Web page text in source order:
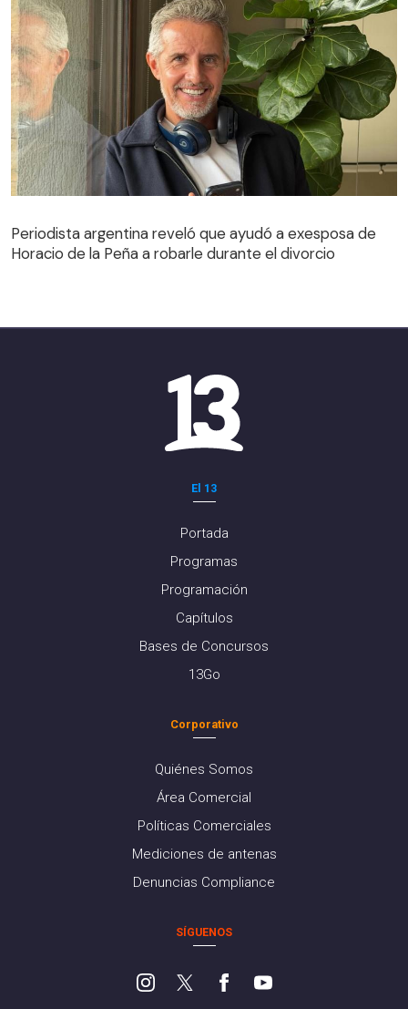
Periodista argentina reveló que ayudó a exesposa de
Horacio de la Peña a robarle durante el divorcio
El 13
Portada
Programas
Programación
Capítulos
Bases de Concursos
13Go
Corporativo
Quiénes Somos
Área Comercial
Políticas Comerciales
Mediciones de antenas
Denuncias Compliance
SÍGUENOS